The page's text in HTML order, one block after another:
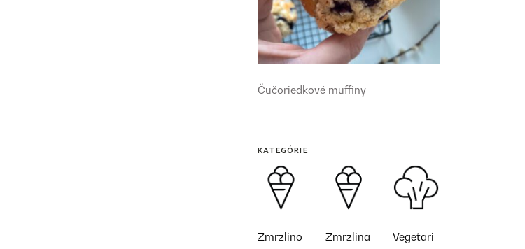
Čučoriedkové muffiny
KATEGÓRIE
Zmrzlino
Zmrzlina
Vegetari